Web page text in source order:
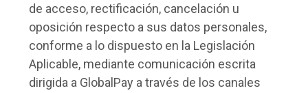
de acceso, rectificación, cancelación u
oposición respecto a sus datos personales,
conforme a lo dispuesto en la Legislación
Aplicable, mediante comunicación escrita
dirigida a GlobalPay a través de los canales